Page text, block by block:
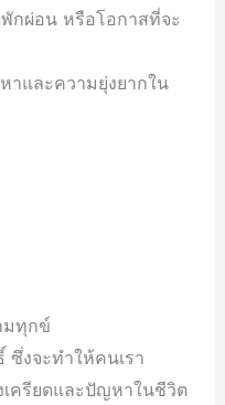
กผ่อน หรือโอกาสที่จะ
และความยุ่งยากใน
มทุกข์
ซึ่งจะทำให้คนเรา
ครียดและปัญหาในชีวิต